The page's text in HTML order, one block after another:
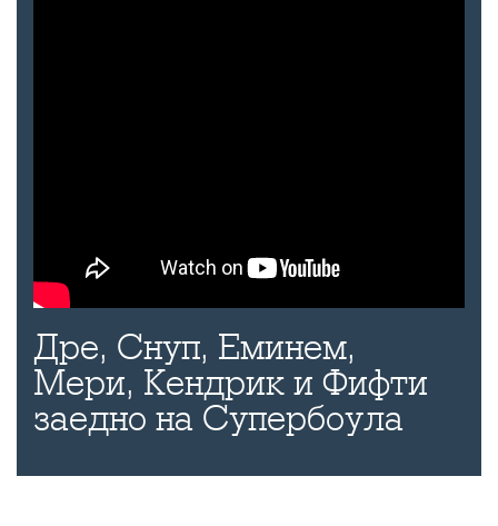
Дре, Снуп, Еминем,
Мери, Кендрик и Фифти
заедно на Супербоула